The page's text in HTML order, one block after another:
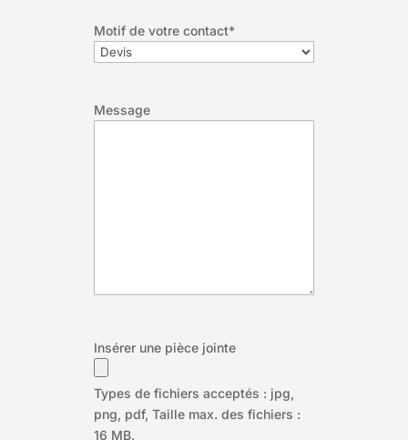
Motif de votre contact*
Message
Insérer une pièce jointe
Types de fichiers acceptés : jpg,
png, pdf, Taille max. des fichiers :
16 MB.